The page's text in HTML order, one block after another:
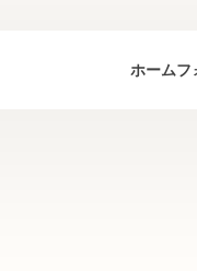
ホームフ